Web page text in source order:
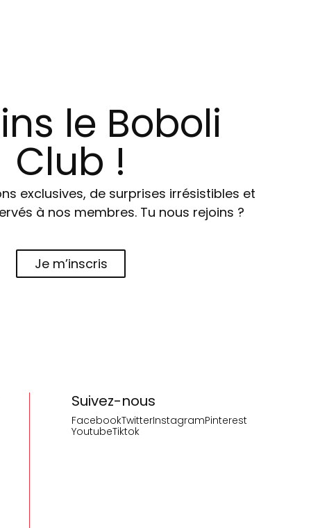
le Boboli
Club !
exclusives, de surprises irrésistibles et
à nos membres. Tu nous rejoins ?
Je m’inscris
Suivez-nous
FacebookTwitterInstagramPinterest
YoutubeTiktok